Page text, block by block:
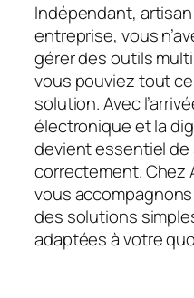
Indépendant,
entreprise, vous
gérer des outils
vous pouviez tout
solution. Avec
électronique et la
devient essentiel de
correctement. Chez
vous
des solutions
adaptées à votre